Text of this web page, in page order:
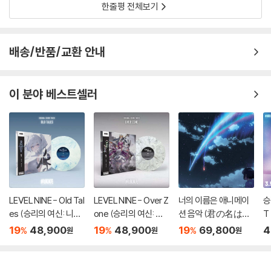
한줄평 전체보기
배송/반품/교환 안내
이 분야 베스트셀러
LEVEL NINE - Old Tal
es (승리의 여신: 니케
OST) [마블 컬러 LP]
19% 48,900원
LEVEL NINE - Over Z
one (승리의 여신: 니
케 OST) [마블 컬러 L
19% 48,900원
너의 이름은 애니메이
션 음악 (君の名は。/
your name. OST by
19% 69,800원
T